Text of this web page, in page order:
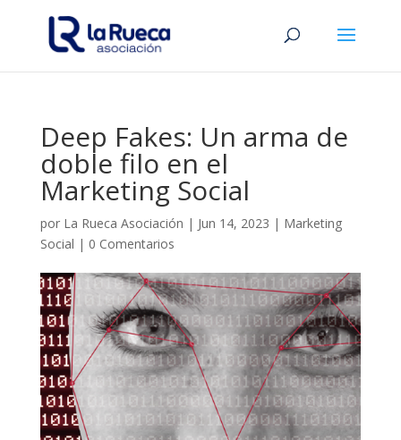
Deep Fakes: Un arma de
doble filo en el
Marketing Social
por La Rueca Asociación | Jun 14, 2023 | Marketing
Social | 0 Comentarios